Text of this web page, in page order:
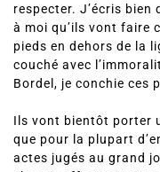
respecter. J’écris bien
à moi qu’ils vont faire
pieds en dehors de la
couché avec
Bordel, je conchie ces
Ils vont bientôt porter
que pour la plupart
actes jugés au grand